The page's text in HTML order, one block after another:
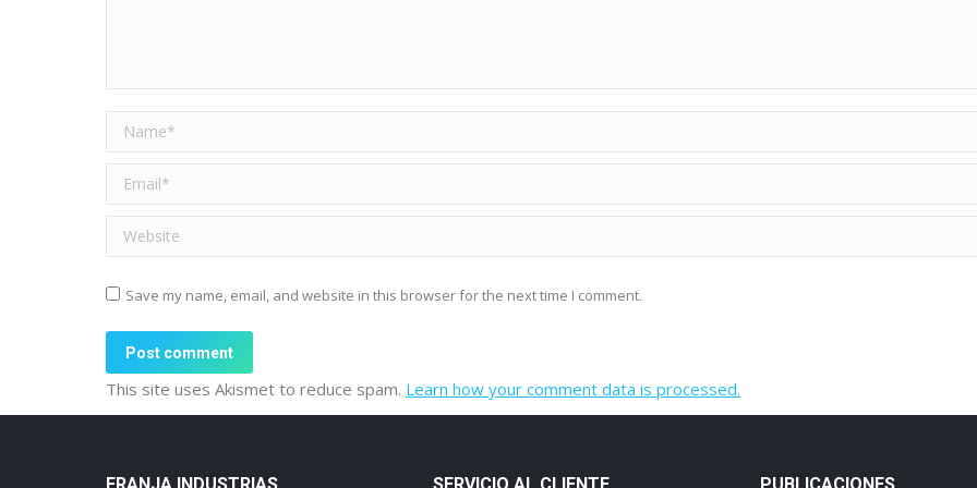
Name *
Email *
Website
Save my name, email, and website in this browser for the next time I comment.
Post comment
This site uses Akismet to reduce spam. Learn how your comment data is processed.